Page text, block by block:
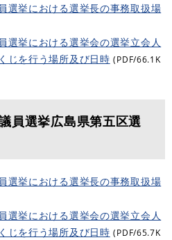
選挙における選挙長の事務取扱場
選挙における選挙会の選挙立会人
じを行う場所及び日時 (PDF/66.1K
員選挙広島県第五区選
選挙における選挙長の事務取扱場
選挙における選挙会の選挙立会人
じを行う場所及び日時 (PDF/65.7K